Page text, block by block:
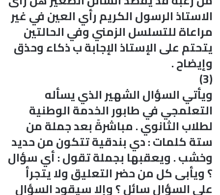
الاستاذ الرسول الكريم رأي العين في غير
مراعاة للتسلسل الزمني وفي الحالتين
يتحتم على الإستاذ الإجابة ب ذكاء وحذق
وإيضاح .
(3)
ويأتي السؤال الشهير الذي يسأله
التعلمجي في طابور الخدمة الوطنية
لطلاب الثانوي . مباشرةً بعد جملة من
ستة كلمات : دي بندقية تتكون من حديد
وخشب . ويعقبها بجملة تقول : أي سؤال
؟ ويأبى كل من حضر التعليق ولا يتجرأ
على السؤال سائل ؟ وإلا سيقود السؤال